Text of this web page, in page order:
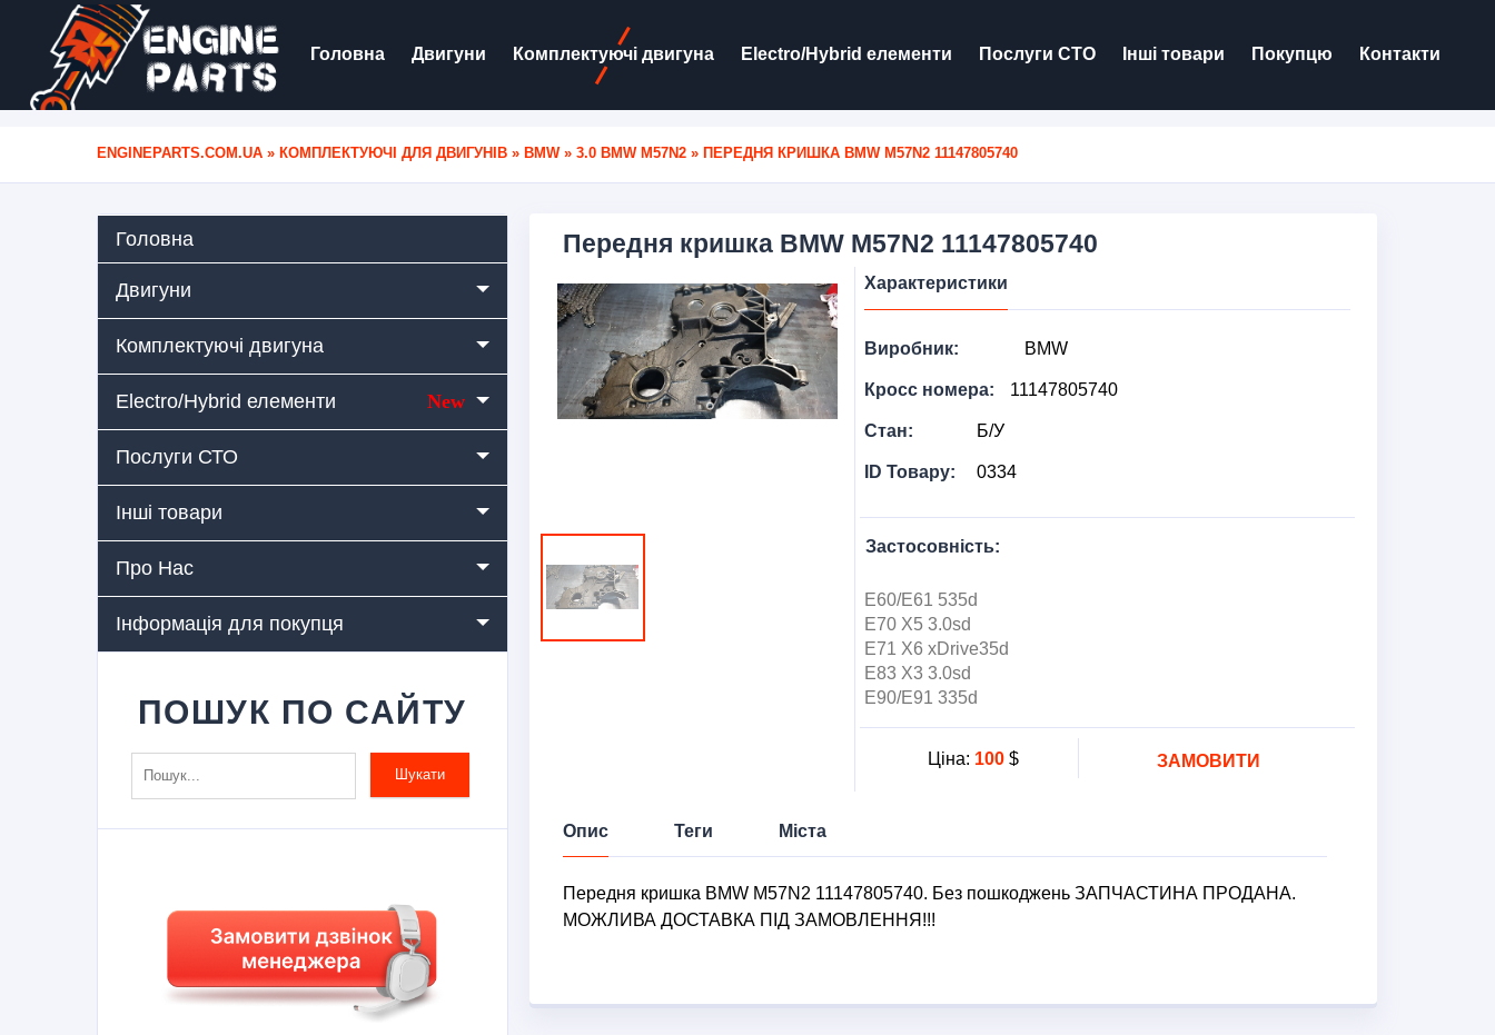
Головна Двигуни Комплектуючі двигуна Electro/Hybrid елементи Послуги СТО Інші товари Покупцю Контакти
ENGINEPARTS.COM.UA » КОМПЛЕКТУЮЧІ ДЛЯ ДВИГУНІВ » BMW» 3.0 BMW M57N2 » ПЕРЕДНЯ КРИШКА BMW M57N2 11147805740
Головна
Двигуни
Комплектуючі двигуна
Electro/Hybrid елементи New
Послуги СТО
Інші товари
Про Нас
Інформація для покупця
ПОШУК ПО САЙТУ
Шукати
Передня кришка BMW M57N2 11147805740
Характеристики
Виробник: BMW
Кросс номера: 11147805740
Стан: Б/У
ID Товару: 0334
Застосовність:
E60/E61 535d
E70 X5 3.0sd
E71 X6 xDrive35d
E83 X3 3.0sd
E90/E91 335d
Ціна: 100$ ЗАМОВИТИ
Опис Теги Міста
Передня кришка BMW M57N2 11147805740. Без пошкоджень ЗАПЧАСТИНА ПРОДАНА.
МОЖЛИВА ДОСТАВКА ПІД ЗАМОВЛЕННЯ!!!